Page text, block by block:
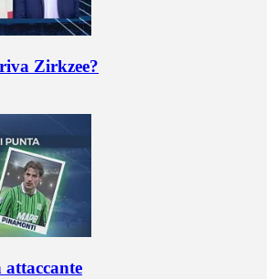
Zirkzee?
attaccante